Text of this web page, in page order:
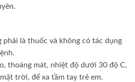
phải là thuốc và không có tác dụng
thoáng mát, nhiệt độ dưới 30 độ C,
trời, để xa tầm tay trẻ em.